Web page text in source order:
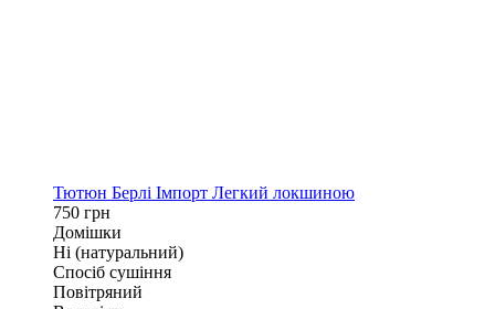
Тютюн Берлі Імпорт Легкий локшиною
750 грн
Домішки
Ні (натуральний)
Спосіб сушіння
Повітряний